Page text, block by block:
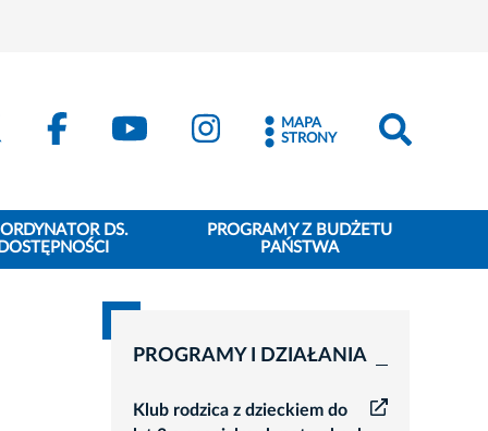
MAPA
STRONY
DS.
DOSTĘPNOŚCI
PROGRAMY Z BUDŻETU
PAŃSTWA
PROGRAMY I DZIAŁANIA
Klub rodzica z dzieckiem do